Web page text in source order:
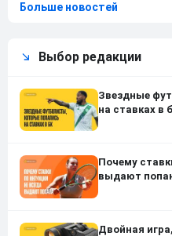
Больше новостей
Выбор редакции
Звездные
на ставках в
Почему
выдают
Двойная